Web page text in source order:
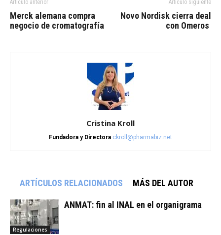
Artículo anterior
Merck alemana compra
negocio de cromatografía
Artículo siguiente
Novo Nordisk cierra deal
con Omeros
Cristina Kroll
Fundadora y Directora ckroll@pharmabiz.net
ARTÍCULOS RELACIONADOS MÁS DEL AUTOR
Regulaciones
ANMAT: fin al INAL en el organigrama